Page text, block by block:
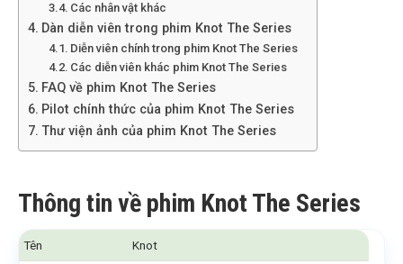
Các nhân vật khác
Dàn diễn viên trong phim Knot The Series
Diễn viên chính trong phim Knot The Series
Các diễn viên khác phim Knot The Series
FAQ về phim Knot The Series
Pilot chính thức của phim Knot The Series
Thư viện ảnh của phim Knot The Series
Thông tin về phim Knot The Series
Tên Knot